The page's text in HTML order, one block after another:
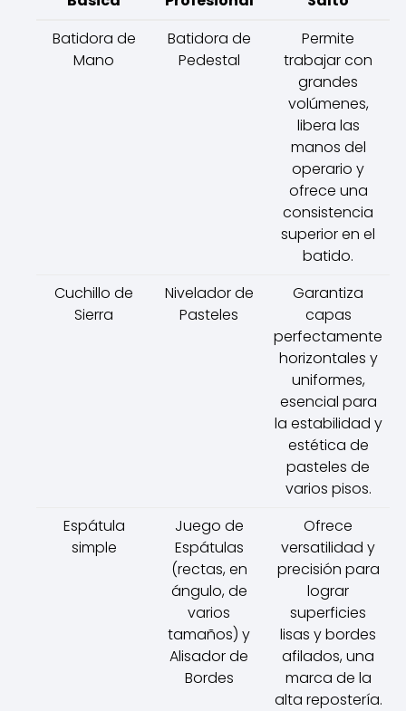
Batidora de
Mano
Batidora de
Pedestal
Permite
trabajar con
grandes
volúmenes,
libera las
manos del
operario y
ofrece una
consistencia
superior en el
batido.
Cuchillo de
Sierra
Nivelador de
Pasteles
Garantiza
capas
perfectamente
horizontales y
uniformes,
esencial para
la estabilidad y
estética de
pasteles de
varios pisos.
Espátula
simple
Juego de
Espátulas
(rectas, en
ángulo, de
varios
tamaños) y
Alisador de
Bordes
Ofrece
versatilidad y
precisión para
lograr
superficies
lisas y bordes
afilados, una
marca de la
alta repostería.